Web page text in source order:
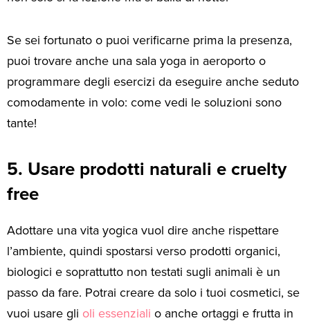
Se sei fortunato o puoi verificarne prima la presenza,
puoi trovare anche una sala yoga in aeroporto o
programmare degli esercizi da eseguire anche seduto
comodamente in volo: come vedi le soluzioni sono
tante!
5. Usare prodotti naturali e cruelty
free
Adottare una vita yogica vuol dire anche rispettare
l’ambiente, quindi spostarsi verso prodotti organici,
biologici e soprattutto non testati sugli animali è un
passo da fare. Potrai creare da solo i tuoi cosmetici, se
vuoi usare gli oli essenziali o anche ortaggi e frutta in